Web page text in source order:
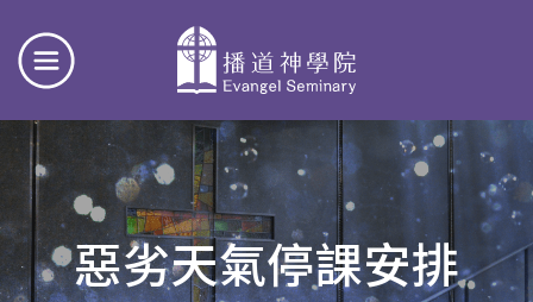
惡劣天氣停課安排